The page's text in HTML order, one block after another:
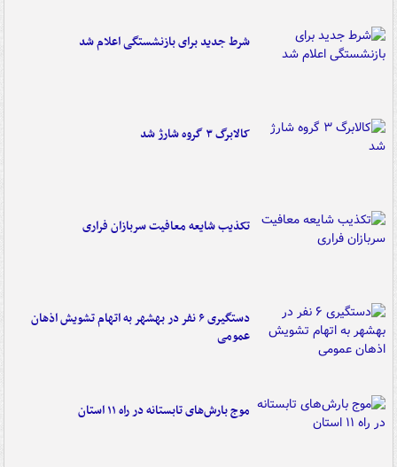
شرط جدید برای بازنشستگی اعلام شد
کالابرگ ۳ گروه شارژ شد
تکذیب شایعه معافیت سربازان فراری
دستگیری ۶ نفر در بهشهر به اتهام تشویش اذهان
عمومی
موج بارش‌های تابستانه در راه ۱۱ استان